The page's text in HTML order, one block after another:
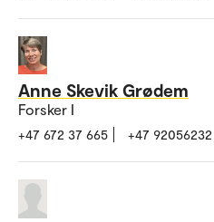
Anne Skevik Grødem
Forsker I
+47 672 37 665 +47 92056232